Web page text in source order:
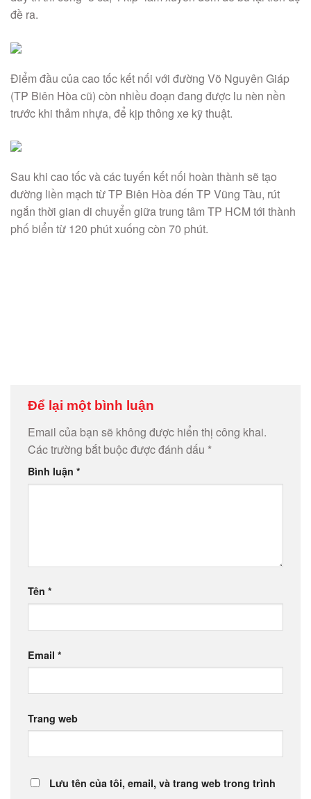
đề ra.
Điểm đầu của cao tốc kết nối với đường Võ Nguyên Giáp
(TP Biên Hòa cũ) còn nhiều đoạn đang được lu nèn nền
trước khi thảm nhựa, để kịp thông xe kỹ thuật.
Sau khi cao tốc và các tuyến kết nối hoàn thành sẽ tạo
đường liền mạch từ TP Biên Hòa đến TP Vũng Tàu, rút
ngắn thời gian di chuyển giữa trung tâm TP HCM tới thành
phố biển từ 120 phút xuống còn 70 phút.
Để lại một bình luận
Email của bạn sẽ không được hiển thị công khai.
Các trường bắt buộc được đánh dấu *
Bình luận *
Tên *
Email *
Trang web
Lưu tên của tôi, email, và trang web trong trình